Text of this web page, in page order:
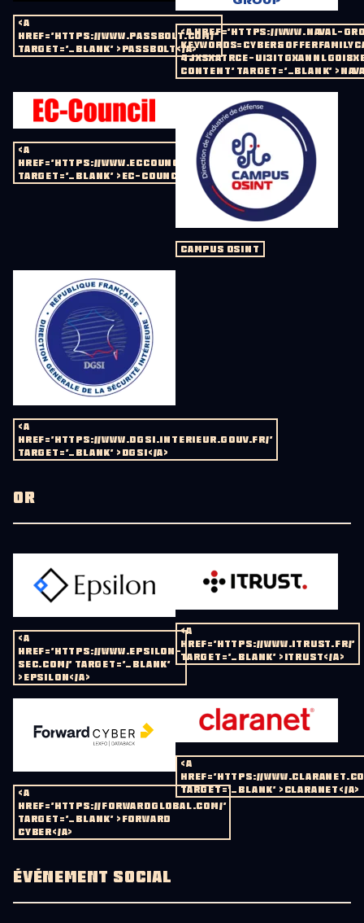
<A
HREF='HTTPS://WWW.PASSBOLT.COM/'
TARGET='_BLANK' >PASSBOLT</A>
<A HREF='HTTPS://WWW.NAVAL-
4JXSXATRCE-
CONTENT' TARGET='_BLANK'
<A
HREF='HTTPS://WWW.ECCOUNCIL.ORG/'
TARGET='_BLANK' >EC-COUNCIL</A>
CAMPUS OSINT
<A
HREF='HTTPS://WWW.DGSI.INTERIEUR.GOUV.FR/'
TARGET='_BLANK' >DGSI</A>
OR
<A
HREF='HTTPS://WWW.EPSILON-
SEC.COM/' TARGET='_BLANK'
>EPSILON</A>
<A
HREF='HTTPS://WWW.ITRUST.FR/'
TARGET='_BLANK' >ITRUST</A>
<A
HREF='HTTPS://FORWARDGLOBAL.COM/'
TARGET='_BLANK' >FORWARD
CYBER</A>
<A
HREF='HTTPS://
TARGET='_BLANK' >CLARANET</A>
ÉVÉNEMENT SOCIAL